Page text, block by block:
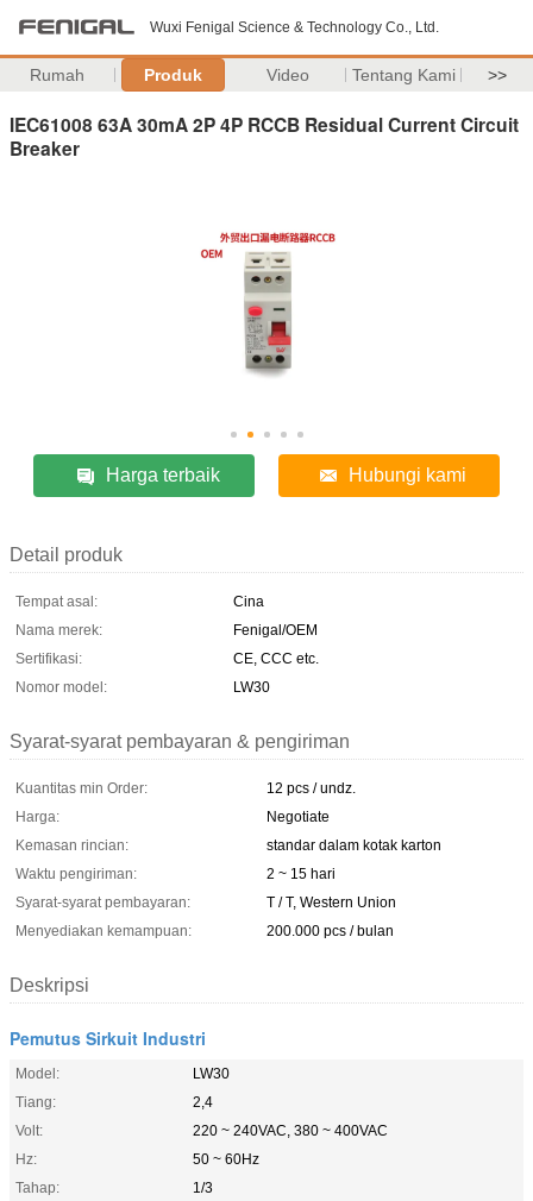
Wuxi Fenigal Science & Technology Co., Ltd.
Rumah Produk Video Tentang Kami >>
IEC61008 63A 30mA 2P 4P RCCB Residual Current Circuit
Breaker
Harga terbaik Hubungi kami
Detail produk
Tempat asal:
Cina
Nama merek:
Fenigal/OEM
Sertifikasi:
CE, CCC etc.
Nomor model:
LW30
Syarat-syarat pembayaran & pengiriman
Kuantitas min Order:
12 pcs / undz.
Harga:
Negotiate
Kemasan rincian:
standar dalam kotak karton
Waktu pengiriman:
2 ~ 15 hari
Syarat-syarat pembayaran:
T / T, Western Union
Menyediakan kemampuan:
200.000 pcs / bulan
Deskripsi
Pemutus Sirkuit Industri
Model:
LW30
Tiang:
2,4
Volt:
220 ~ 240VAC, 380 ~ 400VAC
Hz:
50 ~ 60Hz
Tahap:
1/3